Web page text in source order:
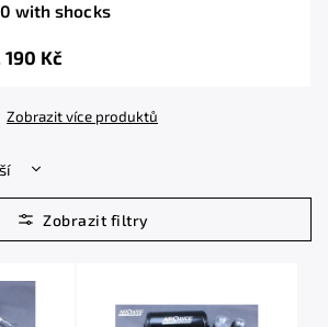
with shocks
190 Kč
Zobrazit více produktů